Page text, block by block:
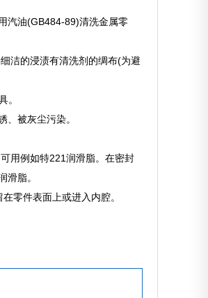
汽油(GB484-89)清洗金属零
洁的浸渍有清洗剂的绸布(为避
。
被灰尘污染。
用例如特221润滑脂。在密封
滑脂。
零件表面上或进入内腔。